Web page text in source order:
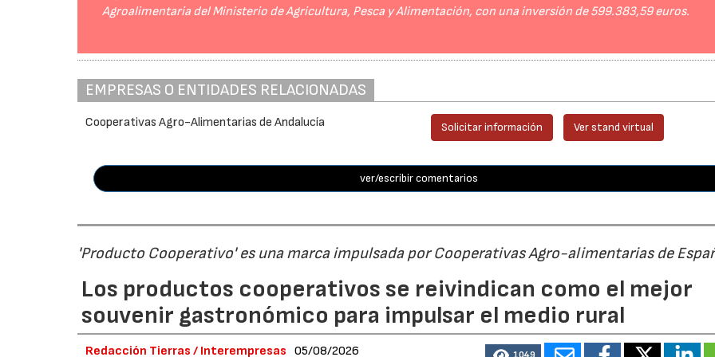
Agroalimentaria del Ministerio de Agricultura, Pesca y Alimentación, con una inversión de 599.383,59 euros.
EMPRESAS O ENTIDADES RELACIONADAS
Cooperativas Agro-Alimentarias de Andalucía Solicitar información Ver stand virtual
ver/escribir comentarios
'Producto Cooperativo' es una marca impulsada por Cooperativas Agro-alimentarias de
Los productos cooperativos se reivindican como el mejor
souvenir gastronómico para impulsar el medio rural
Redacción Tierras / Interempresas 05/08/2026